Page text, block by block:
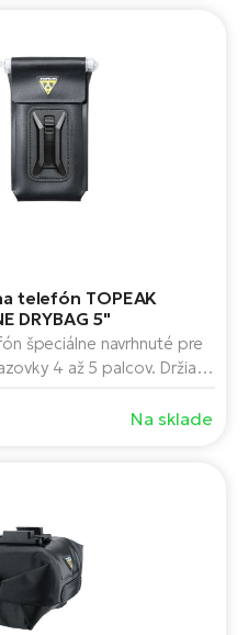
telefón TOPEAK
DRYBAG 5"
špeciálne navrhnuté pre
4 až 5 palcov. Držiak
Na sklade